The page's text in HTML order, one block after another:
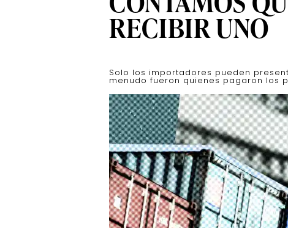
RECIBIR UNO
Solo los importadores pueden
menudo fueron quienes pagaron los